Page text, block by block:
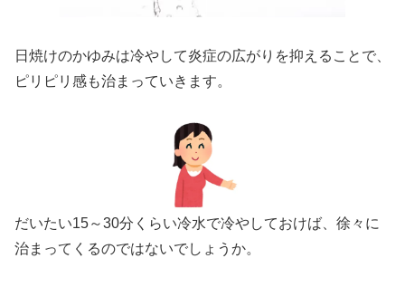
日焼けのかゆみは冷やして炎症の広がりを抑えることで、
ピリピリ感も治まっていきます。
だいたい15～30分くらい冷水で冷やしておけば、徐々に
治まってくるのではないでしょうか。